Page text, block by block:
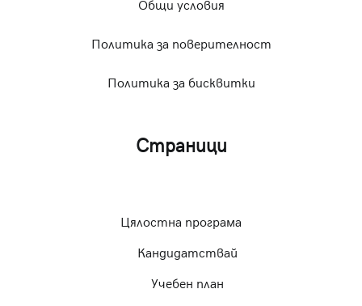
Общи условия
Политика за поверителност
Политика за бисквитки
Страници
Цялостна програма
Кандидатствай
Учебен план